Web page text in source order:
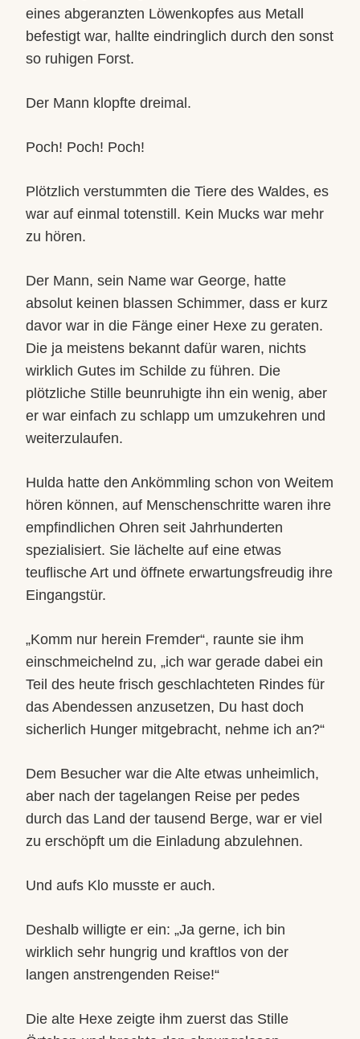
eines abgeranzten Löwenkopfes aus Metall
befestigt war, hallte eindringlich durch den sonst
so ruhigen Forst.
Der Mann klopfte dreimal.
Poch! Poch! Poch!
Plötzlich verstummten die Tiere des Waldes, es
war auf einmal totenstill. Kein Mucks war mehr
zu hören.
Der Mann, sein Name war George, hatte
absolut keinen blassen Schimmer, dass er kurz
davor war in die Fänge einer Hexe zu geraten.
Die ja meistens bekannt dafür waren, nichts
wirklich Gutes im Schilde zu führen. Die
plötzliche Stille beunruhigte ihn ein wenig, aber
er war einfach zu schlapp um umzukehren und
weiterzulaufen.
Hulda hatte den Ankömmling schon von Weitem
hören können, auf Menschenschritte waren ihre
empfindlichen Ohren seit Jahrhunderten
spezialisiert. Sie lächelte auf eine etwas
teuflische Art und öffnete erwartungsfreudig ihre
Eingangstür.
„Komm nur herein Fremder“, raunte sie ihm
einschmeichelnd zu, „ich war gerade dabei ein
Teil des heute frisch geschlachteten Rindes für
das Abendessen anzusetzen, Du hast doch
sicherlich Hunger mitgebracht, nehme ich an?“
Dem Besucher war die Alte etwas unheimlich,
aber nach der tagelangen Reise per pedes
durch das Land der tausend Berge, war er viel
zu erschöpft um die Einladung abzulehnen.
Und aufs Klo musste er auch.
Deshalb willigte er ein: „Ja gerne, ich bin
wirklich sehr hungrig und kraftlos von der
langen anstrengenden Reise!“
Die alte Hexe zeigte ihm zuerst das Stille